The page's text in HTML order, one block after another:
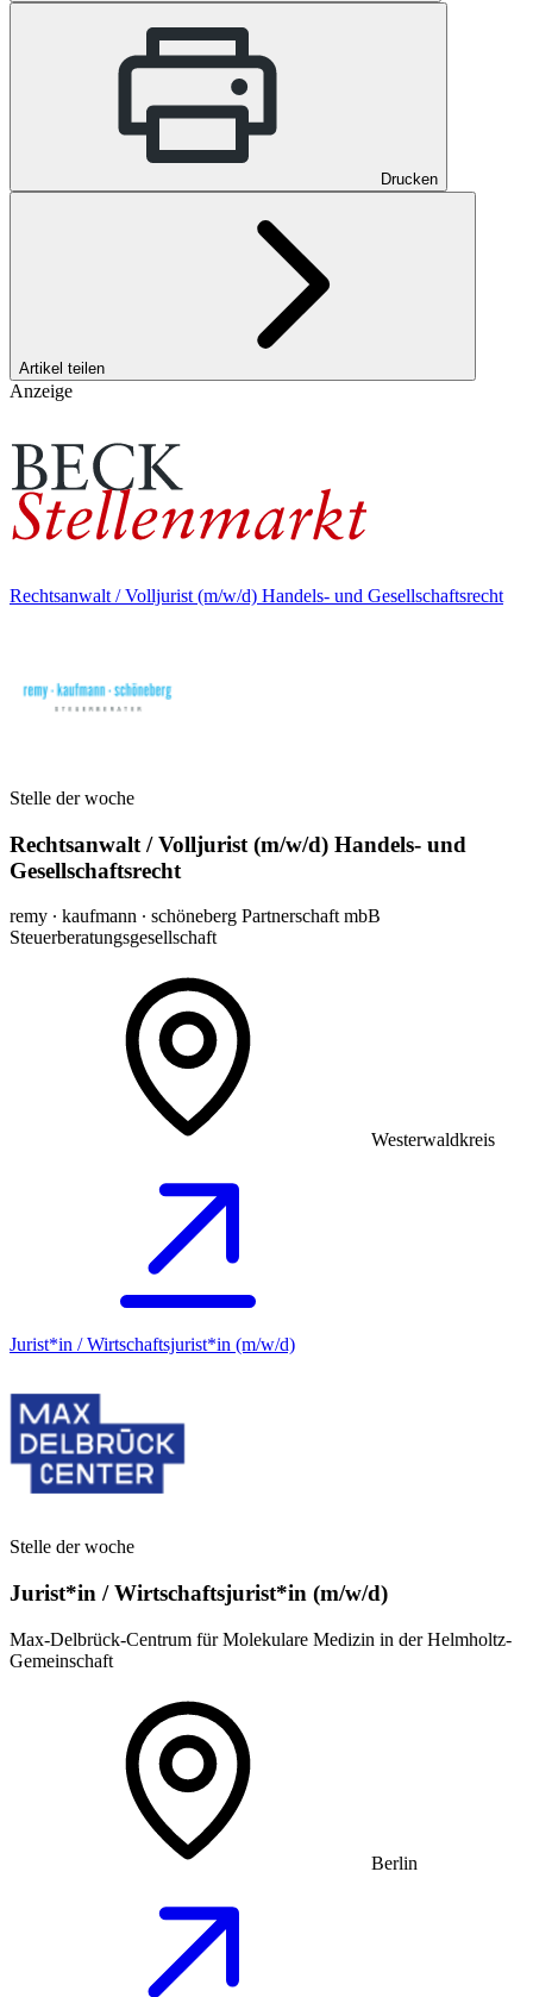
Drucken
Artikel teilen
Anzeige
Rechtsanwalt / Volljurist (m/w/d) Handels- und Gesellschaftsrecht
Stelle der woche
Rechtsanwalt / Volljurist (m/w/d) Handels- und
Gesellschaftsrecht
remy ∙ kaufmann ∙ schöneberg Partnerschaft mbB
Steuerberatungsgesellschaft
Westerwaldkreis
Jurist*in / Wirtschafts­jurist*in (m/w/d)
Stelle der woche
Jurist*in / Wirtschafts­jurist*in (m/w/d)
Max-Delbrück-Centrum für Molekulare Medizin in der Helmholtz-
Gemeinschaft
Berlin